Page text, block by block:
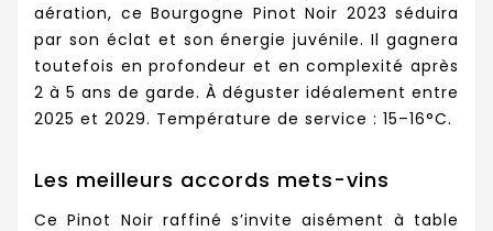
aération, ce Bourgogne Pinot Noir 2023 séduira
par son éclat et son énergie juvénile. Il gagnera
toutefois en profondeur et en complexité après
2 à 5 ans de garde. À déguster idéalement entre
2025 et 2029. Température de service : 15–16°C.
Les meilleurs accords mets-vins
Ce Pinot Noir raffiné s’invite aisément à table